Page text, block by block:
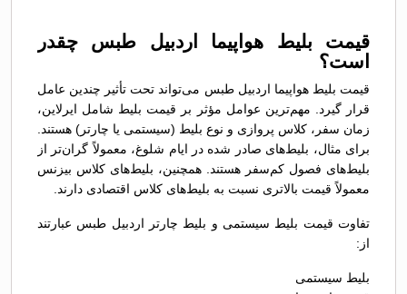
قیمت بلیط هواپیما اردبیل طبس چقدر
است؟
قیمت بلیط هواپیما اردبیل طبس می‌تواند تحت تأثیر چندین عامل
قرار گیرد. مهم‌ترین عوامل مؤثر بر قیمت بلیط شامل ایرلاین،
زمان سفر، کلاس پروازی و نوع بلیط (سیستمی یا چارتر) هستند.
برای مثال، بلیط‌های صادر شده در ایام شلوغ، معمولاً گران‌تر از
بلیط‌های فصول کم‌سفر هستند. همچنین، بلیط‌های کلاس بیزنس
معمولاً قیمت بالاتری نسبت به بلیط‌های کلاس اقتصادی دارند.
تفاوت قیمت بلیط سیستمی و بلیط چارتر اردبیل طبس عبارتند
از:
بلیط سیستمی